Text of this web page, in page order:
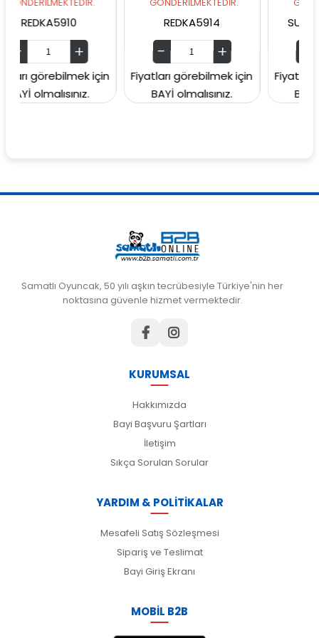
için
GÖNDERİLMEKTEDİR.
REDKA5914
Fiyatları görebilmek için
BAYİ olmalısınız.
Fiyatları
BAYİ
Samatlı Oyuncak, 50 yılı aşkın tecrübesiyle Türkiye'nin her
noktasına güvenle hizmet vermektedir.
KURUMSAL
Hakkımızda
Bayi Başvuru Şartları
İletişim
Sıkça Sorulan Sorular
YARDIM & POLİTİKALAR
Mesafeli Satış Sözleşmesi
Sipariş ve Teslimat
Bayi Giriş Ekranı
MOBİL B2B